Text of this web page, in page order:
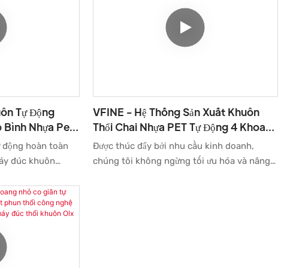
Tự Động
Bình Nhựa Pet,
18000-
/
hoàn toàn
đúc khuôn
qua nhiều bài
nhận xuất
có cấu trúc và
lý, thu hút
đầu xu hướng
còn sở hữu
VFINE - Hệ Thống Sản Xuất Khuôn
Thổi Chai Nhựa PET Tự Động 4 Khoang
Servo Tự Động
Được thúc đẩy bởi nhu cầu kinh doanh,
chúng tôi không ngừng tối ưu hóa và nâng